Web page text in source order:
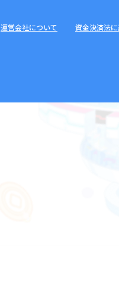
運営会社について 資金決済法